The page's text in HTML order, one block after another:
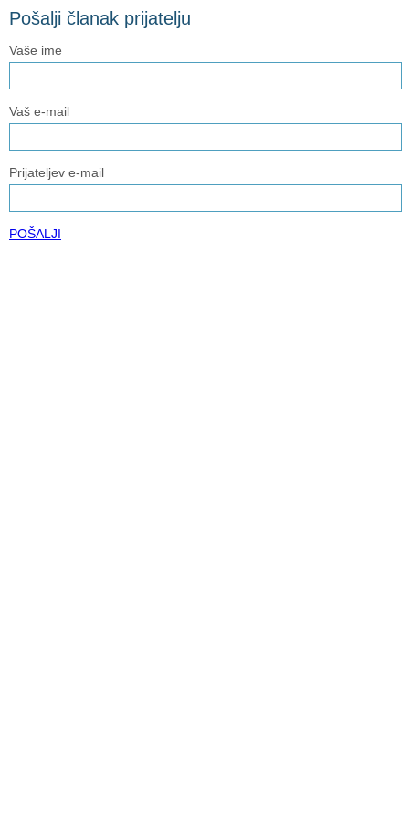
Pošalji članak prijatelju
Vaše ime
Vaš e-mail
Prijateljev e-mail
POŠALJI